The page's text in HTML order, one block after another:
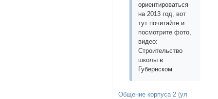
ориентироваться
на 2013 год, вот
тут почитайте и
посмотрите фото,
видео:
Строительство
школы в
Губернском
Общение корпуса 2 (ул